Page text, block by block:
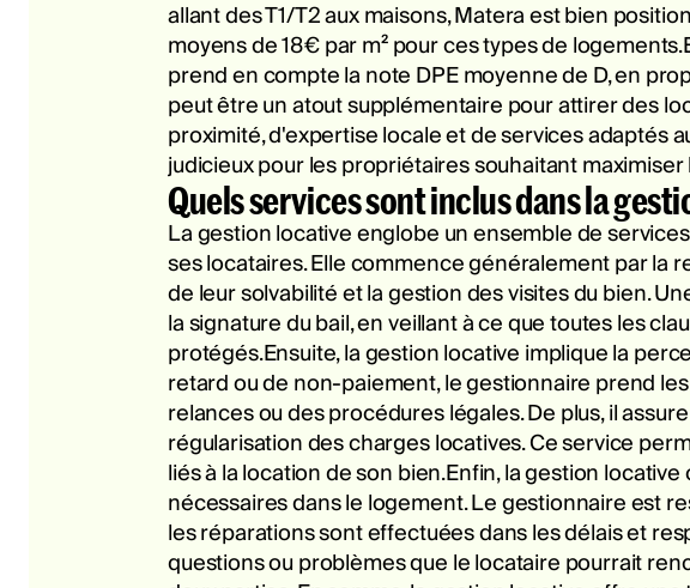
allant des T1/T2 aux maisons, Matera est bien
moyens de 18€ par m² pour ces types de
prend en compte la note DPE moyenne de D, en
peut être un atout supplémentaire pour attirer des
proximité, d'expertise locale et de services adaptés
judicieux pour les propriétaires souhaitant
Quels services sont inclus dans la
La gestion locative englobe un ensemble de
ses locataires. Elle commence généralement par la
de leur solvabilité et la gestion des visites du bien.
la signature du bail, en veillant à ce que toutes les
protégés.Ensuite, la gestion locative implique la
retard ou de non-paiement, le gestionnaire prend
relances ou des procédures légales. De plus, il
régularisation des charges locatives. Ce service
liés à la location de son bien.Enfin, la gestion
nécessaires dans le logement. Le gestionnaire est
les réparations sont effectuées dans les délais et
questions ou problèmes que le locataire pourrait